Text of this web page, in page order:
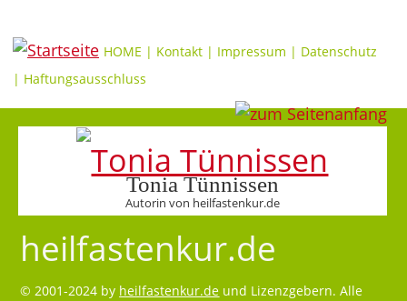
HOME | Kontakt | Impressum | Datenschutz
| Haftungsausschluss
Tonia Tünnissen
Autorin von heilfastenkur.de
heilfastenkur.de
© 2001-2024 by heilfastenkur.de und Lizenzgebern. Alle